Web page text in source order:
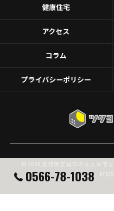
0566-78-1038
健康住宅
アクセス
コラム
プライバシーポリシー
© 2026 愛知県安城市の注文住宅